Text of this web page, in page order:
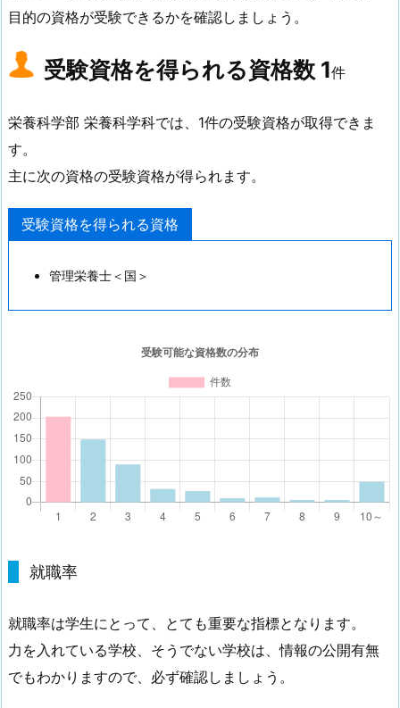
目的の資格が受験できるかを確認しましょう。
受験資格を得られる資格数 1件
栄養科学部 栄養科学科では、1件の受験資格が取得できま
す。
主に次の資格の受験資格が得られます。
受験資格を得られる資格
管理栄養士＜国＞
就職率
就職率は学生にとって、とても重要な指標となります。
力を入れている学校、そうでない学校は、情報の公開有無
でもわかりますので、必ず確認しましょう。